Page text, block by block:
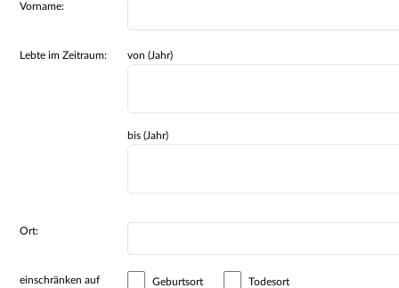
Vorname:
Lebte im Zeitraum: von (Jahr)
bis (Jahr)
Ort:
einschränken auf Geburtsort Todesort